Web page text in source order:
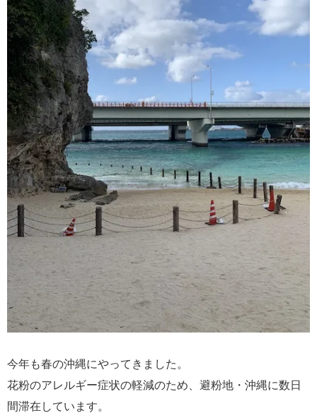
今年も春の沖縄にやってきました。
花粉のアレルギー症状の軽減のため、避粉地・沖縄に数日
間滞在しています。